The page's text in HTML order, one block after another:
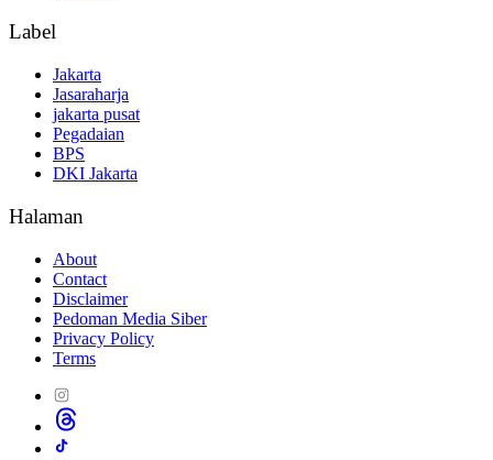
Label
Jakarta
Jasaraharja
jakarta pusat
Pegadaian
BPS
DKI Jakarta
Halaman
About
Contact
Disclaimer
Pedoman Media Siber
Privacy Policy
Terms